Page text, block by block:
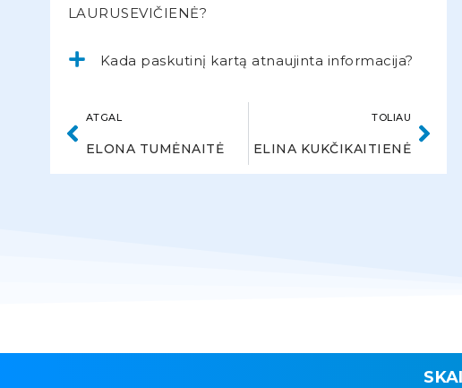
LAURUSEVIČIENĖ?
Kada paskutinį kartą atnaujinta informacija?
ATGAL
ELONA TUMĖNAITĖ
TOLIAU
ELINA KUKČIKAITIENĖ